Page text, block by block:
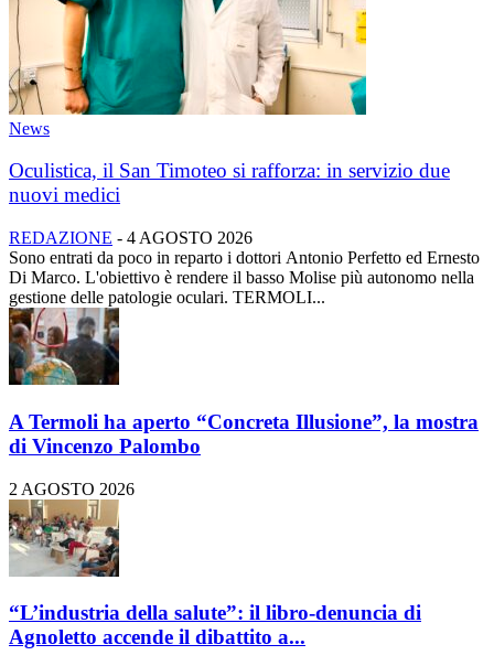
News
Oculistica, il San Timoteo si rafforza: in servizio due
nuovi medici
REDAZIONE - 4 AGOSTO 2026
Sono entrati da poco in reparto i dottori Antonio Perfetto ed Ernesto
Di Marco. L'obiettivo è rendere il basso Molise più autonomo nella
gestione delle patologie oculari. TERMOLI...
A Termoli ha aperto “Concreta Illusione”, la mostra
di Vincenzo Palombo
2 AGOSTO 2026
“L’industria della salute”: il libro-denuncia di
Agnoletto accende il dibattito a...